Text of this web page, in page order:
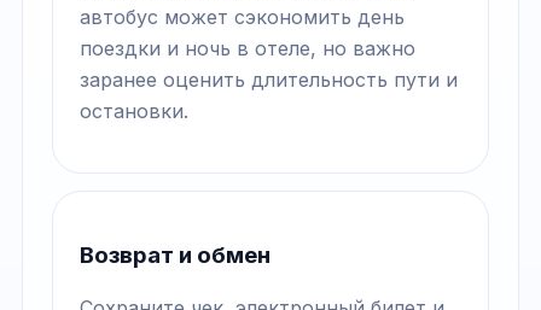
автобус может сэкономить день
поездки и ночь в отеле, но важно
заранее оценить длительность пути и
остановки.
Возврат и обмен